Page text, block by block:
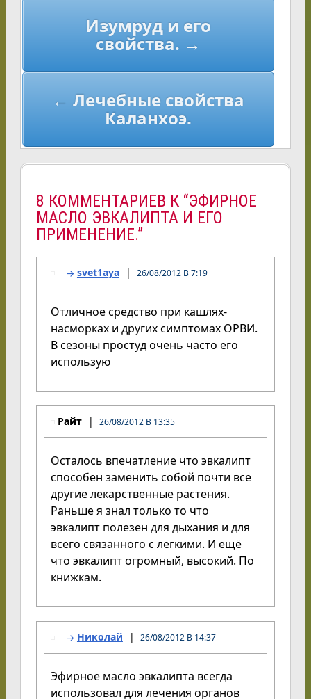
Навигация
Изумруд и его
свойства. →
← Лечебные свойства
Каланхоэ.
8 КОММЕНТАРИЕВ К “ЭФИРНОЕ
МАСЛО ЭВКАЛИПТА И ЕГО
ПРИМЕНЕНИЕ.”
svet1aya 26/08/2012 В 7:19
Отличное средство при кашлях-
насморках и других симптомах ОРВИ.
В сезоны простуд очень часто его
использую
Райт 26/08/2012 В 13:35
Осталось впечатление что эвкалипт
способен заменить собой почти все
другие лекарственные растения.
Раньше я знал только то что
эвкалипт полезен для дыхания и для
всего связанного с легкими. И ещё
что эвкалипт огромный, высокий. По
книжкам.
Николай 26/08/2012 В 14:37
Эфирное масло эвкалипта всегда
использовал для лечения органов